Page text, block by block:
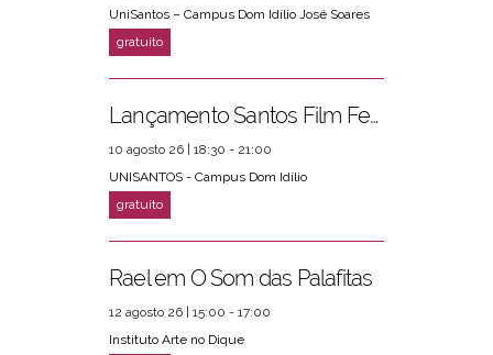
UniSantos – Campus Dom Idílio José Soares
Lançamento Santos Film Fest
10 agosto 26 | 18:30 - 21:00
UNISANTOS - Campus Dom Idílio
Rael em O Som das Palafitas
12 agosto 26 | 15:00 - 17:00
Instituto Arte no Dique